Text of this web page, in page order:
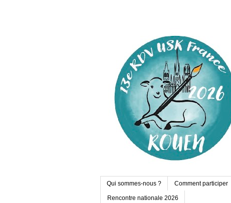
Qui sommes-nous ? Comment participer
Rencontre nationale 2026